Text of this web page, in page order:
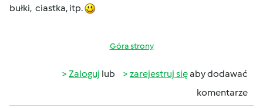
bułki, ciastka, itp.
Góra strony
Zaloguj lub zarejestruj sięaby dodawać
komentarze